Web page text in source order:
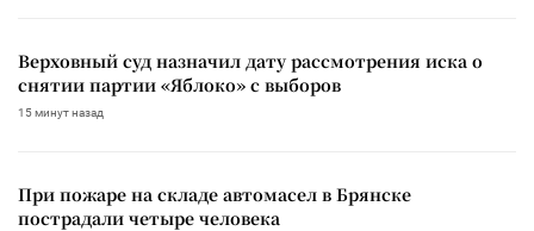
Верховный суд назначил дату рассмотрения иска о
снятии партии «Яблоко» с выборов
15 минут назад
При пожаре на складе автомасел в Брянске
пострадали четыре человека